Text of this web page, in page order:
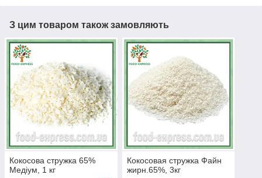
З цим товаром також замовляють
Кокосова стружка 65%
Медіум, 1 кг
Кокосовая стружка Файн
жирн.65%, 3кг